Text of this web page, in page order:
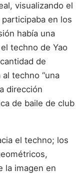
visualizando el
en los
había una
techno de Yao
de
techno “una
dirección
de baile de club
el techno; los
la imagen en